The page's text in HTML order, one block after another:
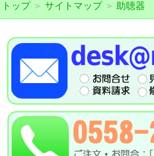
トップ＞ サイトマップ＞ 助聴器